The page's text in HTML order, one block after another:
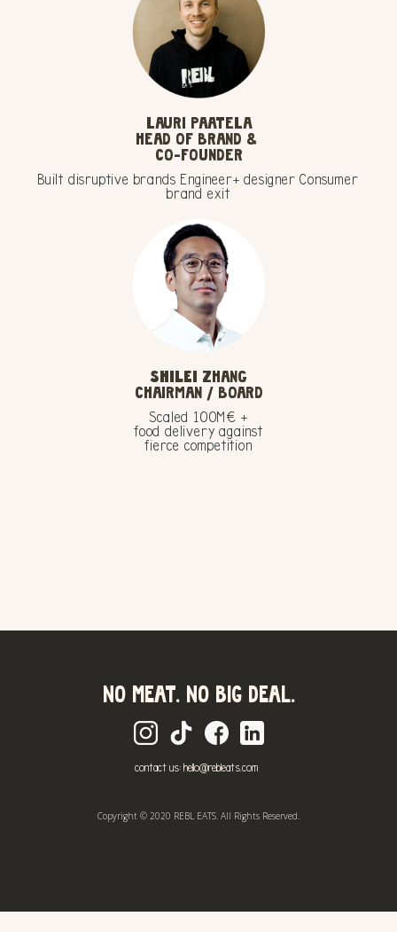
LAURI PAATELA
HEAD OF BRAND &
CO-FOUNDER
Built disruptive brands Engineer+ designer Consumer
brand exit
SHILEI
ZHANG
CHAIRMAN / BOARD
Scaled 100M€ +
food delivery against
fierce competition
NO MEAT. NO BIG DEAL.
contact us: hello@rebleats.com
Copyright © 2020 REBL EATS. All Rights Reserved.